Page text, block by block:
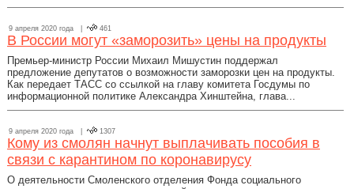
9 апреля 2020 года | 461
В России могут «заморозить» цены на продукты
Премьер-министр России Михаил Мишустин поддержал
предложение депутатов о возможности заморозки цен на продукты.
Как передает ТАСС со ссылкой на главу комитета Госдумы по
информационной политике Александра Хинштейна, глава...
9 апреля 2020 года | 1307
Кому из смолян начнут выплачивать пособия в
связи с карантином по коронавирусу
О деятельности Смоленского отделения Фонда социального